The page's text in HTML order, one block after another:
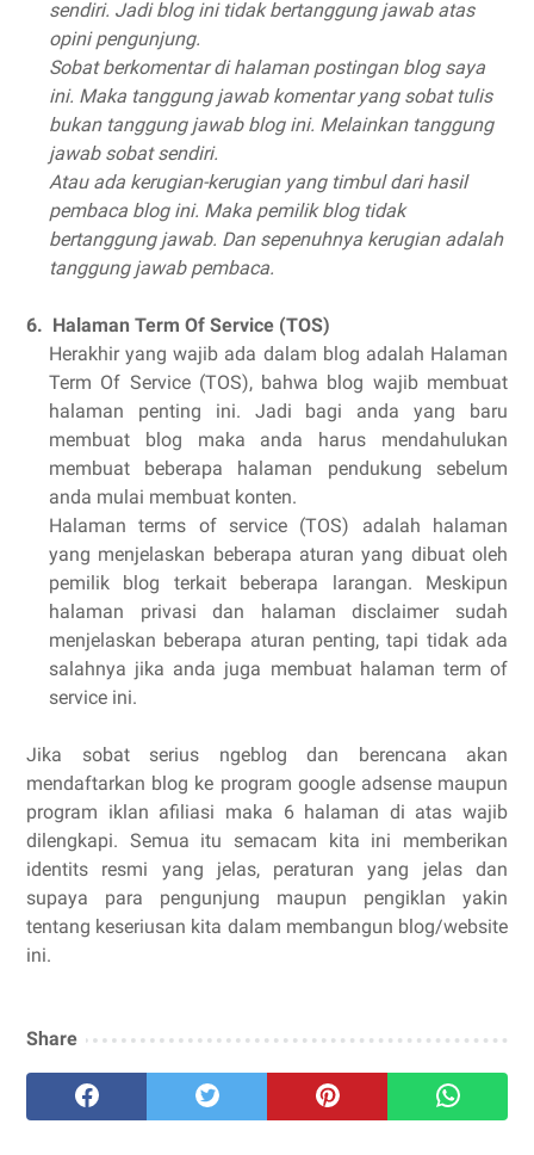
sendiri. Jadi blog ini tidak bertanggung jawab atas
opini pengunjung.
Sobat berkomentar di halaman postingan blog saya
ini. Maka tanggung jawab komentar yang sobat tulis
bukan tanggung jawab blog ini. Melainkan tanggung
jawab sobat sendiri.
Atau ada kerugian-kerugian yang timbul dari hasil
pembaca blog ini. Maka pemilik blog tidak
bertanggung jawab. Dan sepenuhnya kerugian adalah
tanggung jawab pembaca.
6. Halaman Term Of Service (TOS)
Herakhir yang wajib ada dalam blog adalah Halaman
Term Of Service (TOS), bahwa blog wajib membuat
halaman penting ini. Jadi bagi anda yang baru
membuat blog maka anda harus mendahulukan
membuat beberapa halaman pendukung sebelum
anda mulai membuat konten.
Halaman terms of service (TOS) adalah halaman
yang menjelaskan beberapa aturan yang dibuat oleh
pemilik blog terkait beberapa larangan. Meskipun
halaman privasi dan halaman disclaimer sudah
menjelaskan beberapa aturan penting, tapi tidak ada
salahnya jika anda juga membuat halaman term of
service ini.
Jika sobat serius ngeblog dan berencana akan
mendaftarkan blog ke program google adsense maupun
program iklan afiliasi maka 6 halaman di atas wajib
dilengkapi. Semua itu semacam kita ini memberikan
identits resmi yang jelas, peraturan yang jelas dan
supaya para pengunjung maupun pengiklan yakin
tentang keseriusan kita dalam membangun blog/website
ini.
Share